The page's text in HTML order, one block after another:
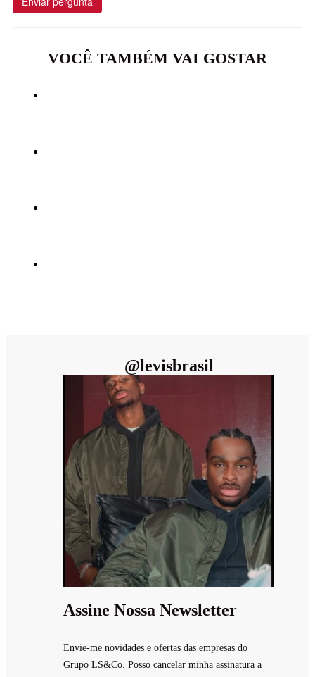
VOCÊ TAMBÉM VAI GOSTAR
@levisbrasil
Assine Nossa Newsletter
Envie-me novidades e ofertas das empresas do
Grupo LS&Co. Posso cancelar minha assinatura a